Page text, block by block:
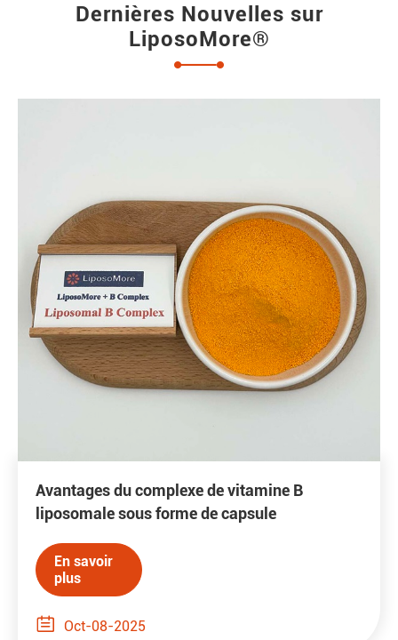
Dernières Nouvelles sur
LiposoMore®
Avantages du complexe de vitamine B
liposomale sous forme de capsule
En savoir
plus
 Oct-08-2025